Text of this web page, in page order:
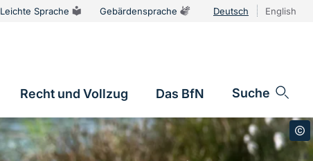
Leichte Sprache Gebärdensprache Deutsch English
Recht und Vollzug Das BfN Suche